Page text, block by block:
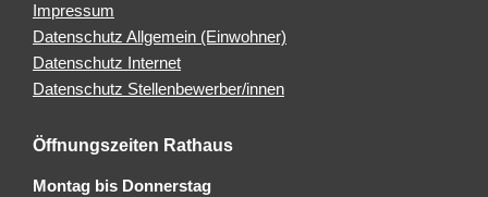
Impressum
Datenschutz Allgemein (Einwohner)
Datenschutz Internet
Datenschutz Stellenbewerber/innen
Öffnungszeiten Rathaus
Montag bis Donnerstag